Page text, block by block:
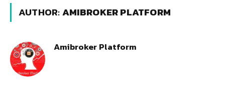
AUTHOR:AMIBROKER PLATFORM
Amibroker Platform